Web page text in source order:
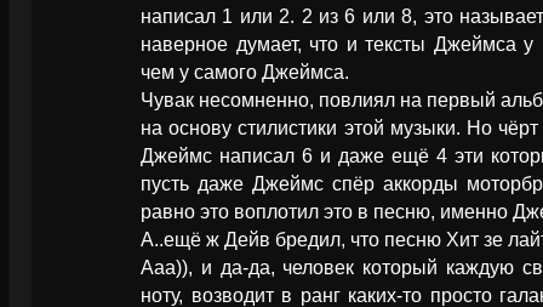
написал 1 или 2. 2 из 6 или 8, это
наверное думает, что и тексты Джеймса
чем у самого Джеймса.
Чувак несомненно, повлиял на первый
на основу стилистики этой музыки. Но
Джеймс написал 6 и даже ещё 4 эти
пусть даже Джеймс спёр аккорды
равно это воплотил это в песню, именно
А..ещё ж Дейв бредил, что песню Хит зе
Ааа)), и да-да, человек который каждую
ноту, возводит в ранг каких-то просто